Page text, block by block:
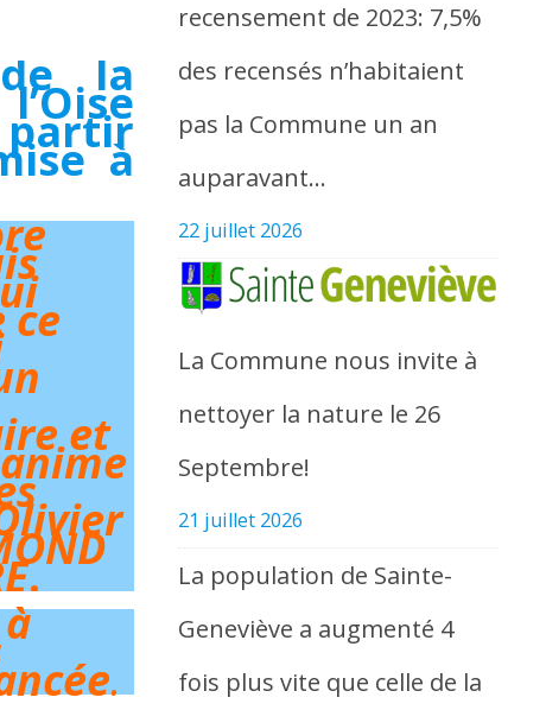
la
à
ce
et
.
.
recensement de 2023: 7,5%
des recensés n’habitaient
pas la Commune un an
auparavant…
22 juillet 2026
La Commune nous invite à
nettoyer la nature le 26
Septembre!
21 juillet 2026
La population de Sainte-
Geneviève a augmenté 4
fois plus vite que celle de la